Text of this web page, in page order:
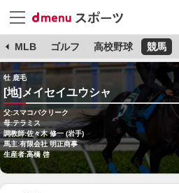
MLB ゴルフ 高校野球 競馬
牡 鹿毛
[地]メイセイユウシャ
父:スマコバクリーク
母:テラミス
調教師:佐々木 修一 (岩手)
馬主:有限会社 明正商事
生産者:高橋 啓